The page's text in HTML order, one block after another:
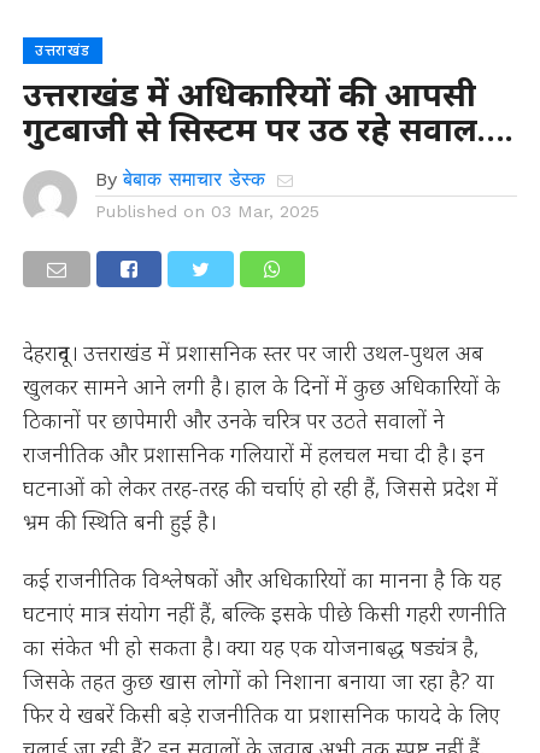
उत्तराखंड
उत्तराखंड में अधिकारियों की आपसी
गुटबाजी से सिस्टम पर उठ रहे सवाल….
By बेबाक समाचार डेस्क
Published on 03 Mar, 2025
देहरादून। उत्तराखंड में प्रशासनिक स्तर पर जारी उथल-पुथल अब
खुलकर सामने आने लगी है। हाल के दिनों में कुछ अधिकारियों के
ठिकानों पर छापेमारी और उनके चरित्र पर उठते सवालों ने
राजनीतिक और प्रशासनिक गलियारों में हलचल मचा दी है। इन
घटनाओं को लेकर तरह-तरह की चर्चाएं हो रही हैं, जिससे प्रदेश में
भ्रम की स्थिति बनी हुई है।
कई राजनीतिक विश्लेषकों और अधिकारियों का मानना है कि यह
घटनाएं मात्र संयोग नहीं हैं, बल्कि इसके पीछे किसी गहरी रणनीति
का संकेत भी हो सकता है। क्या यह एक योजनाबद्ध षड्यंत्र है,
जिसके तहत कुछ खास लोगों को निशाना बनाया जा रहा है? या
फिर ये खबरें किसी बड़े राजनीतिक या प्रशासनिक फायदे के लिए